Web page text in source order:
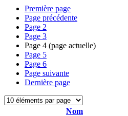
Première page
Page précédente
Page 2
Page 3
Page 4 (page actuelle)
Page 5
Page 6
Page suivante
Dernière page
Nom